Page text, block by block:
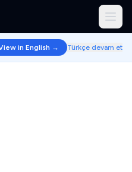
in English → Türkçe devam et